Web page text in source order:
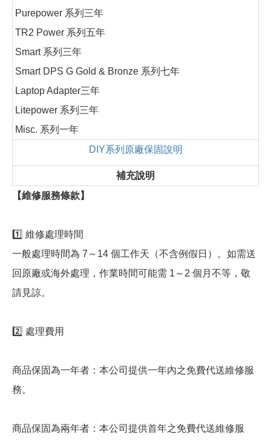
Purepower 系列三年
TR2 Power 系列五年
Smart 系列三年
Smart DPS G Gold & Bronze 系列七年
Laptop Adapter三年
Litepower 系列三年
Misc. 系列一年
DIY系列原廠保固說明
補充說明
【維修服務條款】
1️⃣ 維修處理時間
一般處理時間為 7～14 個工作天（不含例假日）。如需送
回原廠或海外處理，作業時間可能需 1～2 個月不等，敬
請見諒。
2️⃣ 處理費用
商品保固為一年者：本公司提供一年內之免費代送維修服
務。
商品保固為兩年者：本公司提供首年之免費代送維修服